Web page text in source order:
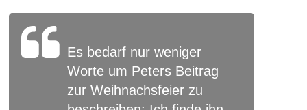
Es bedarf nur weniger
Worte um Peters Beitrag
zur Weihnachsfeier zu